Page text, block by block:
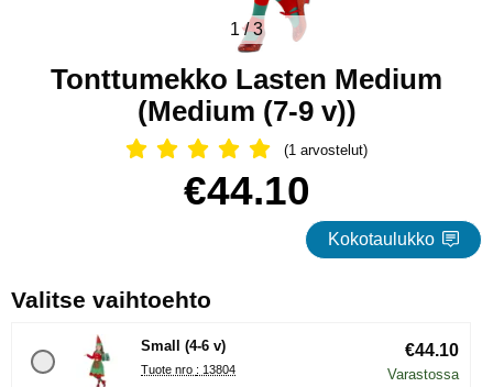
1/3
Tonttumekko Lasten Medium
(Medium (7-9 v))
Arvostelu: 5 Tähdet, Ohita kaikki
(1 arvostelut)
hinta
€44.10
Kokotaulukko
Valitse vaihtoehto
Small (4-6 v)
Tuote nro : 13804
€44.10
Varastossa